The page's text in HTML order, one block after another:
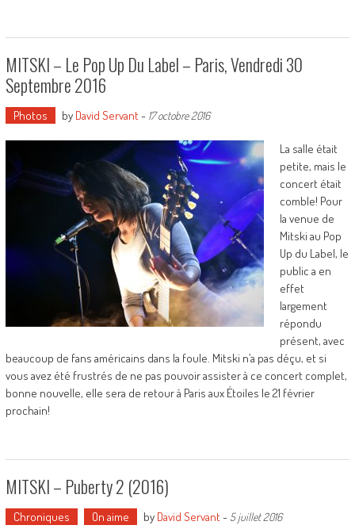
MITSKI – Le Pop Up Du Label – Paris, Vendredi 30
Septembre 2016
Photos by David Servant- 17 octobre 2016
La salle était
petite, mais le
concert était
comble! Pour
la venue de
Mitski au Pop
Up du Label, le
public a en
effet
largement
répondu
présent, avec
beaucoup de fans américains dans la foule. Mitski n’a pas déçu, et si
vous avez été frustrés de ne pas pouvoir assister à ce concert complet,
bonne nouvelle, elle sera de retour à Paris aux Étoiles le 21 février
prochain!
MITSKI – Puberty 2 (2016)
Chroniques On aime by David Servant- 5 juillet 2016